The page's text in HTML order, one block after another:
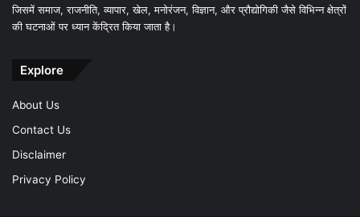
जिसमें समाज, राजनीति, व्यापार, खेल, मनोरंजन, विज्ञान, और प्रौद्योगिकी जैसे विभिन्न क्षेत्रों
की घटनाओं पर ध्यान केंद्रित किया जाता है।
Explore
About Us
Contact Us
Disclaimer
Privacy Policy